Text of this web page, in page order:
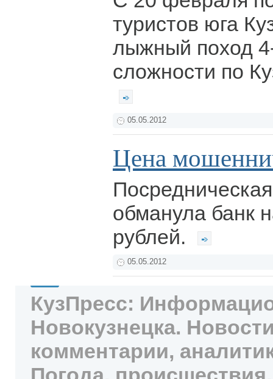
туристов юга
лыжный поход
сложности по
05.05.2012
Цена
обманула банк
рублей.
05.05.2012
КузПресс:
Новокузнецка.
комментарии,